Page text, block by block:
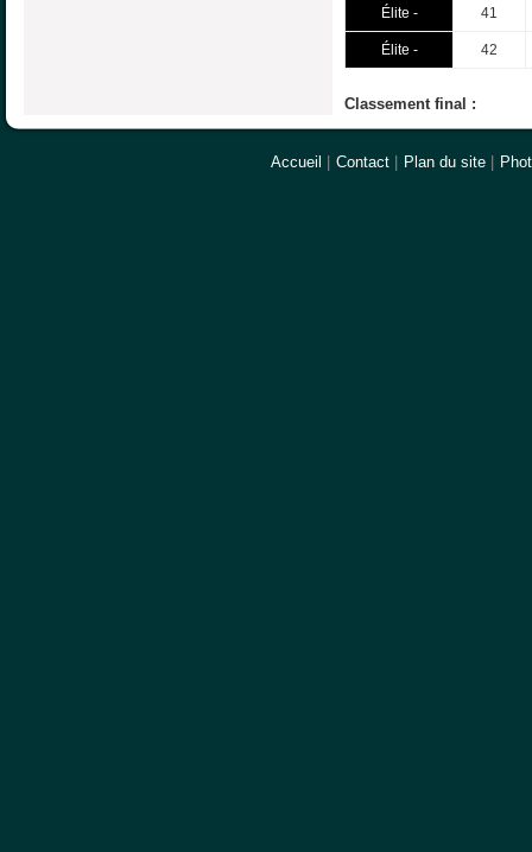
Élite - 41
Élite - 42
Classement final :
Accueil | Contact | Plan du site |